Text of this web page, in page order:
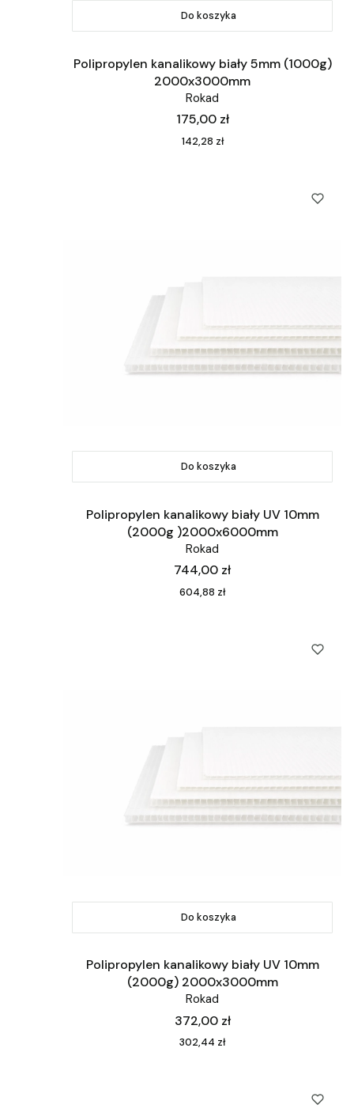
Do koszyka
Polipropylen kanalikowy biały 5mm (1000g)
2000x3000mm
Rokad
Cena
175,00 zł
Cena
142,28 zł
Do koszyka
Polipropylen kanalikowy biały UV 10mm
(2000g )2000x6000mm
Rokad
Cena
744,00 zł
Cena
604,88 zł
Do koszyka
Polipropylen kanalikowy biały UV 10mm
(2000g) 2000x3000mm
Rokad
Cena
372,00 zł
Cena
302,44 zł